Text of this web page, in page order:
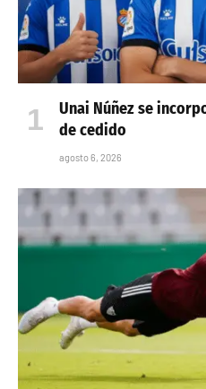
Unai Núñez se
de cedido
agosto 6, 2026